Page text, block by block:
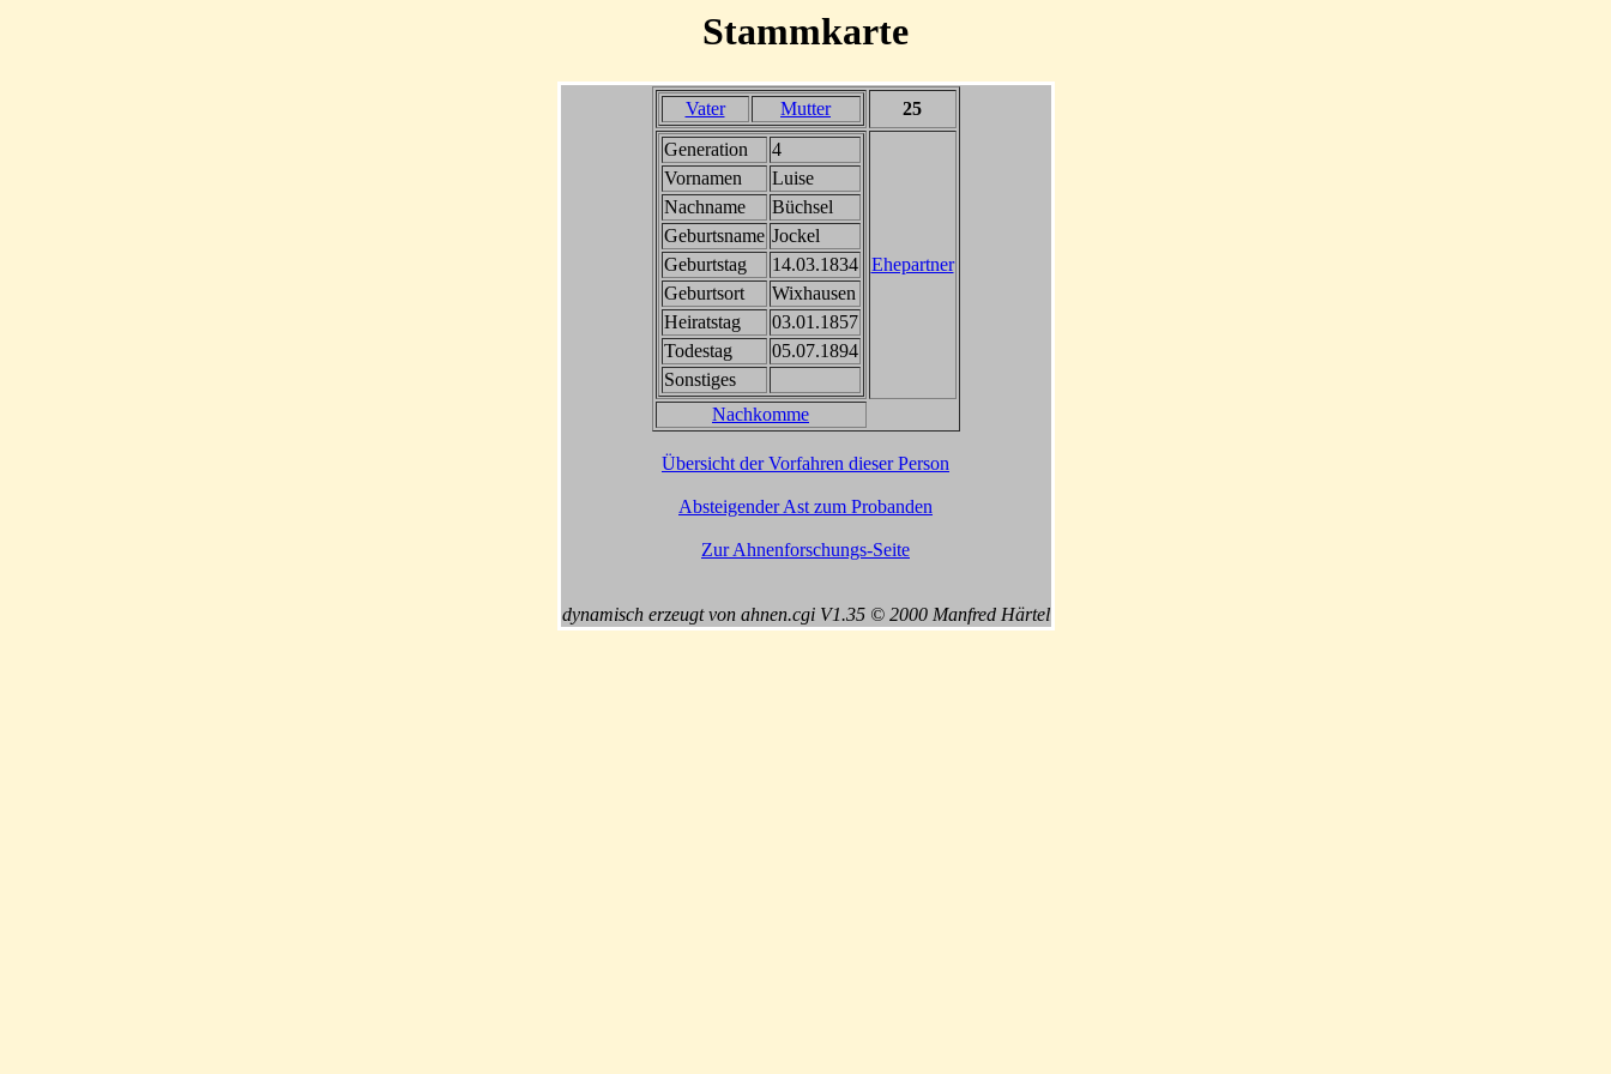
Stammkarte
Vater Mutter
25
Generation
4
Vornamen
Luise
Nachname
Büchsel
Geburtsname Jockel
Geburtstag
14.03.1834
Geburtsort
Wixhausen
Heiratstag
03.01.1857
Todestag
05.07.1894
Sonstiges
Ehepartner
Nachkomme
Übersicht der Vorfahren dieser Person
Absteigender Ast zum Probanden
Zur Ahnenforschungs-Seite
dynamisch erzeugt von ahnen.cgi V1.35 © 2000 Manfred Härtel